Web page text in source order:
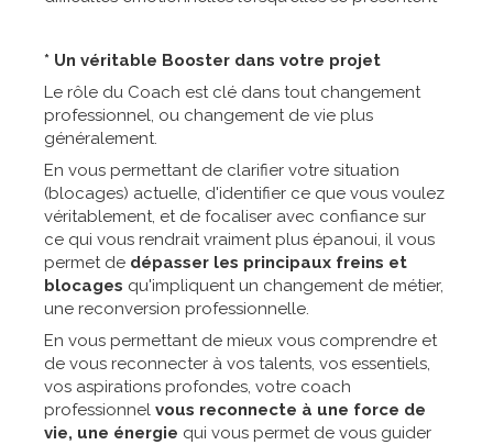
* Un véritable Booster dans votre projet
Le rôle du Coach est clé dans tout changement
professionnel, ou changement de vie plus
généralement.
En vous permettant de clarifier votre situation
(blocages) actuelle, d'identifier ce que vous voulez
véritablement, et de focaliser avec confiance sur
ce qui vous rendrait vraiment plus épanoui, il vous
permet de dépasser les principaux freins et
blocages qu'impliquent un changement de métier,
une reconversion professionnelle.
En vous permettant de mieux vous comprendre et
de vous reconnecter à vos talents, vos essentiels,
vos aspirations profondes, votre coach
professionnel vous reconnecte à une force de
vie, une énergie qui vous permet de vous guider